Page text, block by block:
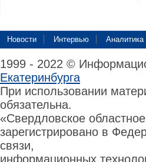
Новости Интервью Аналитика
1999 - 2022 ©
Екатеринбурга
При использовании
обязательна.
«Свердловское
зарегистрировано в
связи,
информационных